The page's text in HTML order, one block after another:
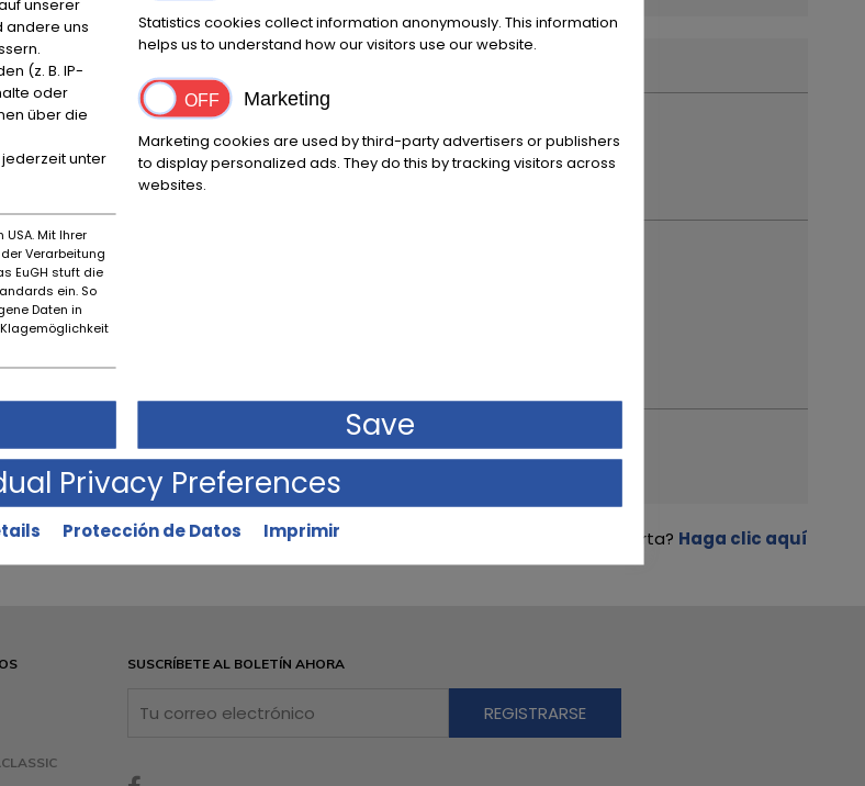
¿Parece sospechosa la oferta? Haga clic aquí
SUSCRÍBETE AL BOLETÍN AHORA
unserer
andere uns
(z. B. IP-
oder
über die
jederzeit unter
Mit Ihrer
Verarbeitung
EuGH stuft die
ein. So
Daten in
Statistics cookies collect information anonymously. This information
helps us to understand how our visitors use our website.
Marketing
Marketing cookies are used by third-party advertisers or publishers
to display personalized ads. They do this by tracking visitors across
websites.
Save
Privacy Preferences
Protección de Datos Imprimir